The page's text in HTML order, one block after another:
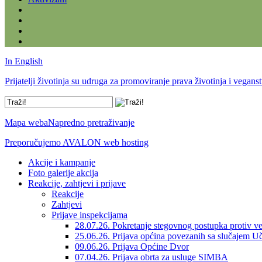
In English
Prijatelji životinja su udruga za promoviranje prava životinja i
Mapa webaNapredno pretraživanje
Preporučujemo AVALON web hosting
Akcije i kampanje
Foto galerije akcija
Reakcije, zahtjevi i prijave
Reakcije
Zahtjevi
Prijave inspekcijama
28.07.26. Pokretanje stegovnog postupka protiv
25.06.26. Prijava općina povezanih sa slučajem
09.06.26. Prijava Općine Dvor
07.04.26. Prijava obrta za usluge SIMBA